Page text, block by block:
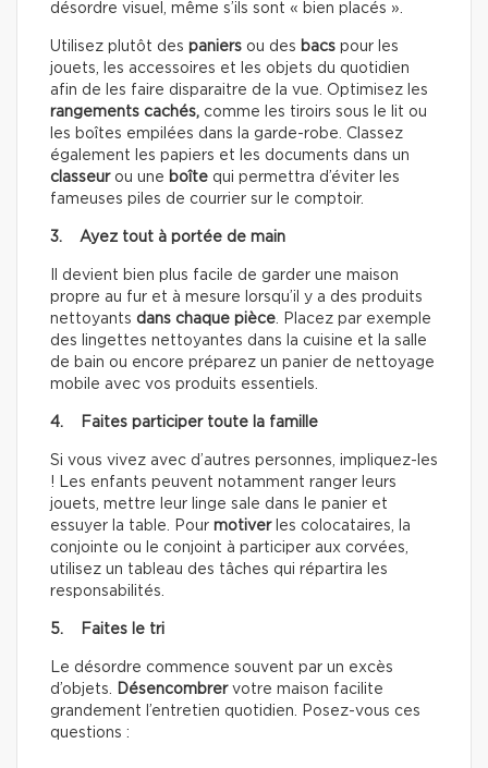
désordre visuel, même s’ils sont « bien placés ».
Utilisez plutôt des paniers ou des bacs pour les
jouets, les accessoires et les objets du quotidien
afin de les faire disparaitre de la vue. Optimisez les
rangements cachés, comme les tiroirs sous le lit ou
les boîtes empilées dans la garde-robe. Classez
également les papiers et les documents dans un
classeurou une boîte qui permettra d’éviter les
fameuses piles de courrier sur le comptoir.
3. Ayez tout à portée de main
Il devient bien plus facile de garder une maison
propre au fur et à mesure lorsqu’il y a des produits
nettoyants dans chaque pièce. Placez par exemple
des lingettes nettoyantes dans la cuisine et la salle
de bain ou encore préparez un panier de nettoyage
mobile avec vos produits essentiels.
4. Faites participer toute la famille
Si vous vivez avec d’autres personnes, impliquez-les
! Les enfants peuvent notamment ranger leurs
jouets, mettre leur linge sale dans le panier et
essuyer la table. Pour motiverles colocataires, la
conjointe ou le conjoint à participer aux corvées,
utilisez un tableau des tâches qui répartira les
responsabilités.
5. Faites le tri
Le désordre commence souvent par un excès
d’objets. Désencombrervotre maison facilite
grandement l’entretien quotidien. Posez-vous ces
questions :